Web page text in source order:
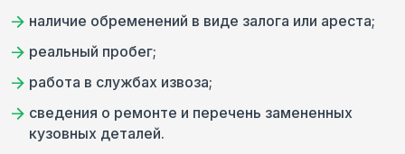
наличие обременений в виде залога или ареста;
реальный пробег;
работа в службах извоза;
сведения о ремонте и перечень замененных
кузовных деталей.